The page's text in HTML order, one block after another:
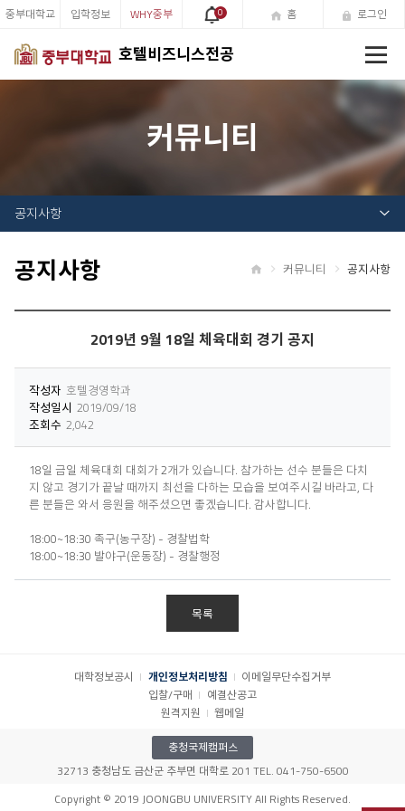
호텔비즈니스전공
뉴
중부대학교 입학정보 WHY중부 0 홈 로그인
커뮤니티
공지사항
공지사항 커뮤니티 공지사항
2019년 9월 18일 체육대회 경기 공지
작성자 호텔경영학과
작성일시 2019/09/18
조회수 2,042
18일 금일 체육대회 대회가 2개가 있습니다. 참가하는 선수 분들은 다치
지 않고 경기가 끝날 때까지 최선을 다하는 모습을 보여주시길 바라고, 다
른 분들은 와서 응원을 해주셨으면 좋겠습니다. 감사합니다.
18:00~18:30 족구(농구장) - 경찰법학
18:00~18:30 발야구(운동장) - 경찰행정
목록
대학정보공시 개인정보처리방침
이메일무단수집거부
입찰/구매
예결산공고
원격지원
웹메일
충청국제캠퍼스
32713 충청남도 금산군 추부면 대학로 201 TEL. 041-750-6500
Copyright © 2019 JOONGBU UNIVERSITY All Rights Reserved.